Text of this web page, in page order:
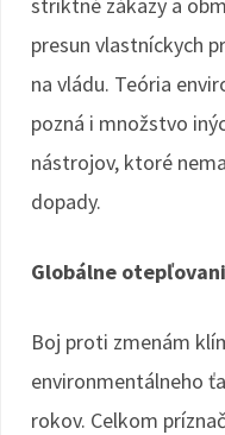
presun vlastníckych
na vládu. Teória
pozná i množstvo
nástrojov, ktoré
dopady.
Globálne
Boj proti zmenám
environmentálneho
rokov. Celkom